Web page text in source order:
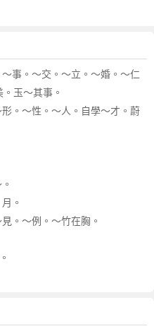
～事。～交。～立。～婚。～仁
玉～其事。
形。～性。～人。自學～才。蔚
。
。～例。～竹在胸。